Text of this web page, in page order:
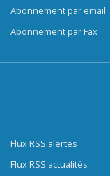
Abonnement par email
Abonnement par Fax
Flux RSS alertes
Flux RSS actualités